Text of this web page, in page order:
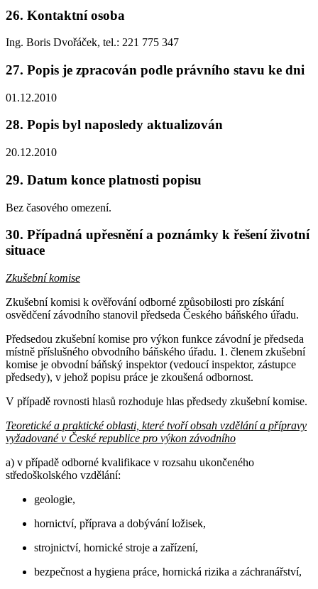
26. Kontaktní osoba
Ing. Boris Dvořáček, tel.: 221 775 347
27. Popis je zpracován podle právního stavu ke dni
01.12.2010
28. Popis byl naposledy aktualizován
20.12.2010
29. Datum konce platnosti popisu
Bez časového omezení.
30. Případná upřesnění a poznámky k řešení životní
situace
Zkušební komise
Zkušební komisi k ověřování odborné způsobilosti pro získání
osvědčení závodního stanovil předseda Českého báňského úřadu.
Předsedou zkušební komise pro výkon funkce závodní je předseda
místně příslušného obvodního báňského úřadu. 1. členem zkušební
komise je obvodní báňský inspektor (vedoucí inspektor, zástupce
předsedy), v jehož popisu práce je zkoušená odbornost.
V případě rovnosti hlasů rozhoduje hlas předsedy zkušební komise.
Teoretické a praktické oblasti, které tvoří obsah vzdělání a přípravy
vyžadované v České republice pro výkon závodního
a) v případě odborné kvalifikace v rozsahu ukončeného
středoškolského vzdělání:
geologie,
hornictví, příprava a dobývání ložisek,
strojnictví, hornické stroje a zařízení,
bezpečnost a hygiena práce, hornická rizika a záchranářství,